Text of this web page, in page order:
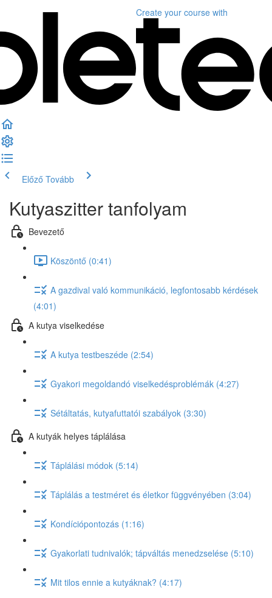
Create your course with
Előző Tovább
Kutyaszitter tanfolyam
Bevezető
Köszöntő (0:41)
A gazdival való kommunikáció, legfontosabb kérdések
(4:01)
A kutya viselkedése
A kutya testbeszéde (2:54)
Gyakori megoldandó viselkedésproblémák (4:27)
Sétáltatás, kutyafuttatói szabályok (3:30)
A kutyák helyes táplálása
Táplálási módok (5:14)
Táplálás a testméret és életkor függvényében (3:04)
Kondíciópontozás (1:16)
Gyakorlati tudnivalók; tápváltás menedzselése (5:10)
Mit tilos ennie a kutyáknak? (4:17)